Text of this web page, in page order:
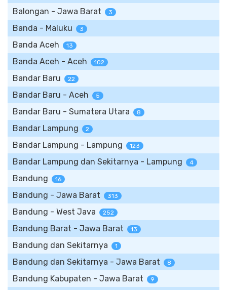
Balongan - Jawa Barat 3
Banda - Maluku 3
Banda Aceh 13
Banda Aceh - Aceh 102
Bandar Baru 22
Bandar Baru - Aceh 5
Bandar Baru - Sumatera Utara 8
Bandar Lampung 2
Bandar Lampung - Lampung 123
Bandar Lampung dan Sekitarnya - Lampung 4
Bandung 16
Bandung - Jawa Barat 313
Bandung - West Java 252
Bandung Barat - Jawa Barat 13
Bandung dan Sekitarnya 1
Bandung dan Sekitarnya - Jawa Barat 8
Bandung Kabupaten - Jawa Barat 9